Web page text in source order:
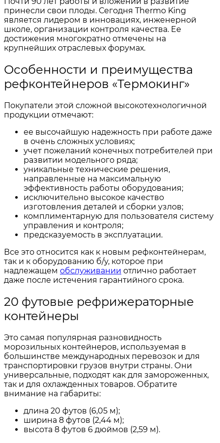
принесли свои плоды. Сегодня Thermo King
является лидером в инновациях, инженерной
школе, организации контроля качества. Ее
достижения многократно отмечены на
крупнейших отраслевых форумах.
Особенности и преимущества
рефконтейнеров «Термокинг»
Покупатели этой сложной высокотехнологичной
продукции отмечают:
ее высочайшую надежность при работе даже
в очень сложных условиях;
учет пожеланий конечных потребителей при
развитии модельного ряда;
уникальные технические решения,
направленные на максимальную
эффективность работы оборудования;
исключительно высокое качество
изготовления деталей и сборки узлов;
комплиментарную для пользователя систему
управления и контроля;
предсказуемость в эксплуатации.
Все это относится как к новым рефконтейнерам,
так и к оборудованию б/у, которое при
надлежащем обслуживании отлично работает
даже после истечения гарантийного срока.
20 футовые рефрижераторные
контейнеры
Это самая популярная разновидность
морозильных контейнеров, используемая в
большинстве международных перевозок и для
транспортировки грузов внутри страны. Они
универсальные, подходят как для замороженных,
так и для охлажденных товаров. Обратите
внимание на габариты:
длина 20 футов (6,05 м);
ширина 8 футов (2,44 м);
высота 8 футов 6 дюймов (2,59 м).